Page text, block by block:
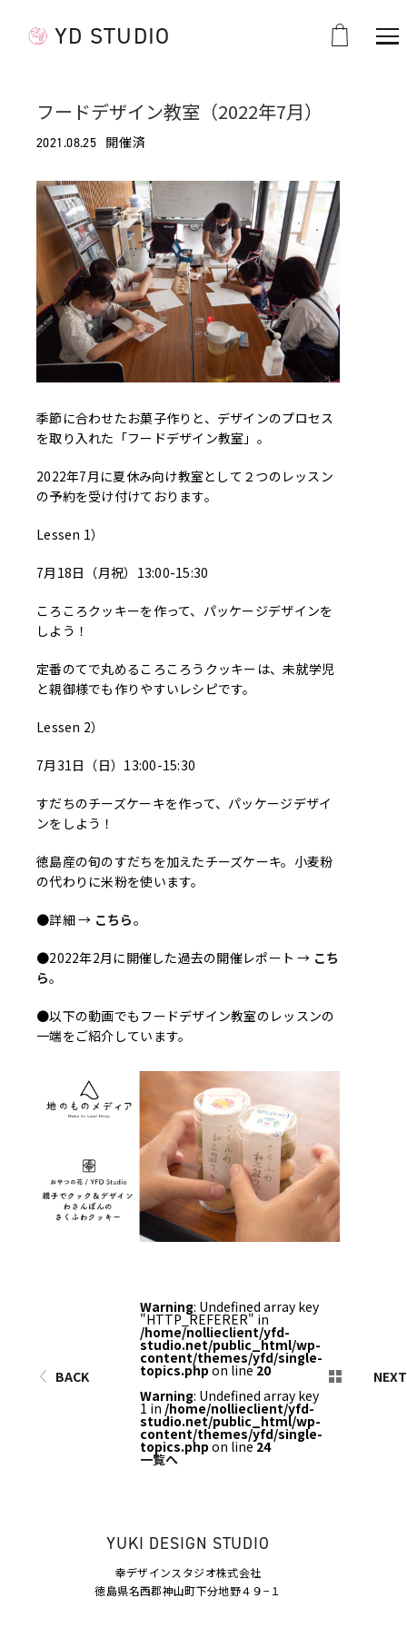
YD STUDIO
フードデザイン教室（2022年7月）
2021.08.25 開催済
季節に合わせたお菓子作りと、デザインのプロセス
を取り入れた「フードデザイン教室」。
2022年7月に夏休み向け教室として２つのレッスン
の予約を受け付けております。
Lessen 1）
7月18日（月祝）13:00-15:30
ころころクッキーを作って、パッケージデザインを
しよう！
定番のてで丸めるころころうクッキーは、未就学児
と親御様でも作りやすいレシピです。
Lessen 2）
7月31日（日）13:00-15:30
すだちのチーズケーキを作って、パッケージデザイ
ンをしよう！
徳島産の旬のすだちを加えたチーズケーキ。小麦粉
の代わりに米粉を使います。
●詳細 → こちら。
●2022年2月に開催した過去の開催レポート → こち
ら。
●以下の動画でもフードデザイン教室のレッスンの
一端をご紹介しています。
BACK
Warning: Undefined array key
"HTTP_REFERER" in
/home/nollieclient/yfd-
studio.net/public_html/wp-
content/themes/yfd/single-
topics.php on line20
Warning: Undefined array key
1 in /home/nollieclient/yfd-
studio.net/public_html/wp-
content/themes/yfd/single-
topics.php on line24
一覧へ
NEXT
YUKI DESIGN STUDIO
幸デザインスタジオ株式会社
徳島県名西郡神山町下分地野４９−１